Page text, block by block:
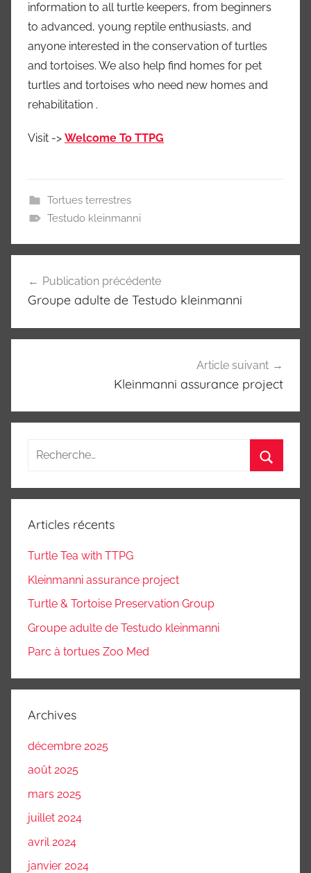
information to all turtle keepers, from beginners
to advanced, young reptile enthusiasts, and
anyone interested in the conservation of turtles
and tortoises. We also help find homes for pet
turtles and tortoises who need new homes and
rehabilitation .
Visit -> Welcome To TTPG
Tortues terrestres
Testudo kleinmanni
de
Publication précédente
Groupe adulte de Testudo kleinmanni
Article suivant
Kleinmanni assurance project
Recherche
:
Articles récents
Turtle Tea with TTPG
Kleinmanni assurance project
Turtle & Tortoise Preservation Group
Groupe adulte de Testudo kleinmanni
Parc à tortues Zoo Med
Archives
décembre 2025
août 2025
mars 2025
juillet 2024
avril 2024
janvier 2024